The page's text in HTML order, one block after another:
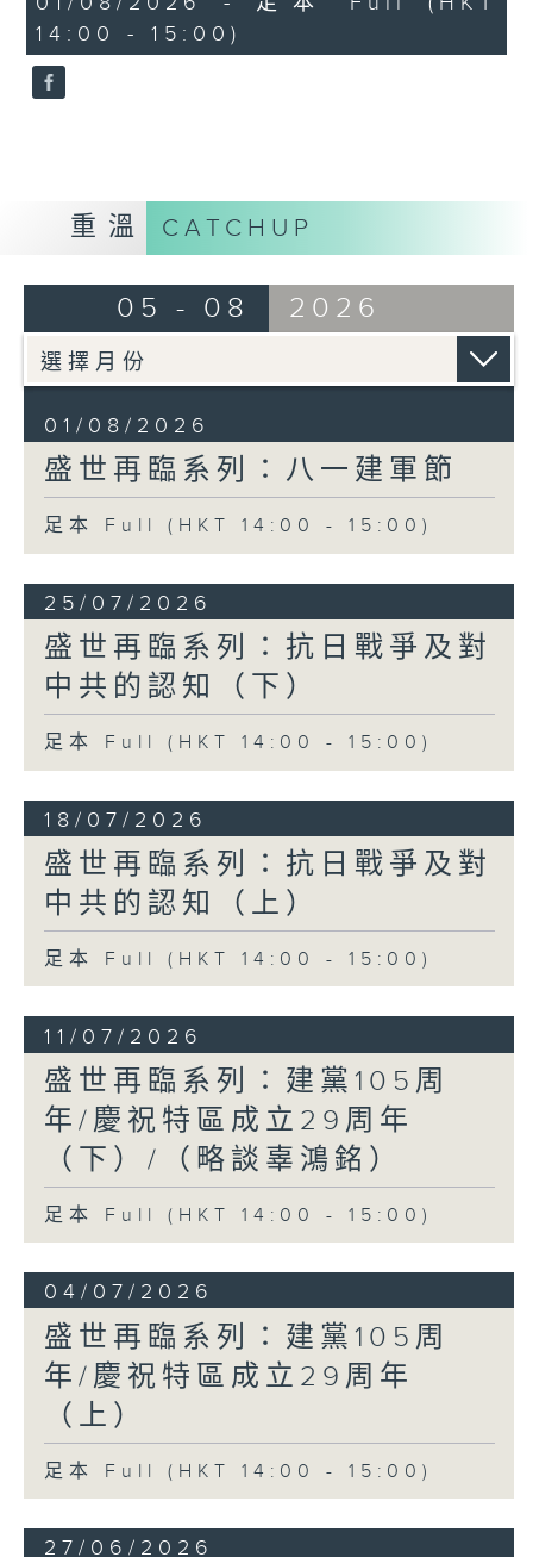
minutes,
14
seconds
14:00 - 15:00)
重溫 CATCHUP
05 - 08 2026
01/08/2026
盛世再臨系列：八一建軍節
足本 Full (HKT 14:00 - 15:00)
25/07/2026
盛世再臨系列：抗日戰爭及對
中共的認知（下）
足本 Full (HKT 14:00 - 15:00)
18/07/2026
盛世再臨系列：抗日戰爭及對
中共的認知（上）
足本 Full (HKT 14:00 - 15:00)
11/07/2026
盛世再臨系列：建黨105周
年/慶祝特區成立29周年
（下）/（略談辜鴻銘）
足本 Full (HKT 14:00 - 15:00)
04/07/2026
盛世再臨系列：建黨105周
年/慶祝特區成立29周年
（上）
足本 Full (HKT 14:00 - 15:00)
27/06/2026